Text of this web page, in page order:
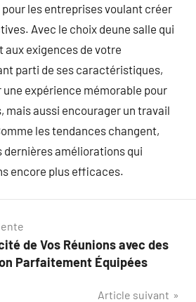
les entreprises voulant créer
Avec le choix deune salle qui
exigences de votre
parti de ses caractéristiques,
une expérience mémorable pour
mais aussi encourager un travail
les tendances changent,
dernières améliorations qui
encore plus efficaces.
de Vos Réunions avec des
Parfaitement Équipées
Article suivant